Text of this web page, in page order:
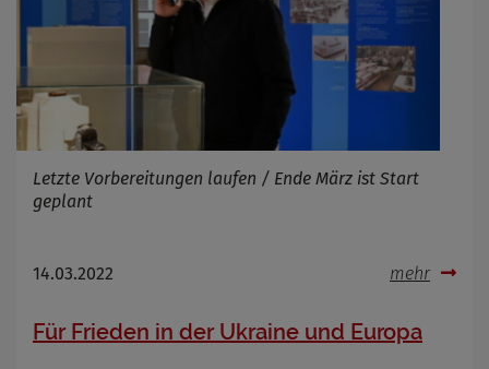
Letzte Vorbereitungen laufen / Ende März ist Start
geplant
14.03.2022 mehr
Für Frieden in der Ukraine und Europa